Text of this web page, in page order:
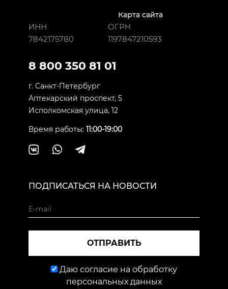
Карта сайта
ИНН
7842175780
ОГРН
1197847210593
8 800 350 81 01
г. Санкт-Петербург
Аптекарский проспект, 5
Исполкомская улица, 12
Время работы: 11:00-19:00
ПОДПИСАТЬСЯ НА НОВОСТИ
ОТПРАВИТЬ
Даю согласие на обработку
персональных данных